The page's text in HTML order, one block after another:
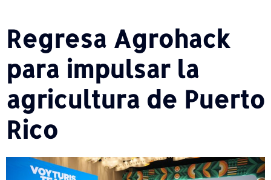
Regresa Agrohack
para impulsar la
agricultura de Puerto
Rico